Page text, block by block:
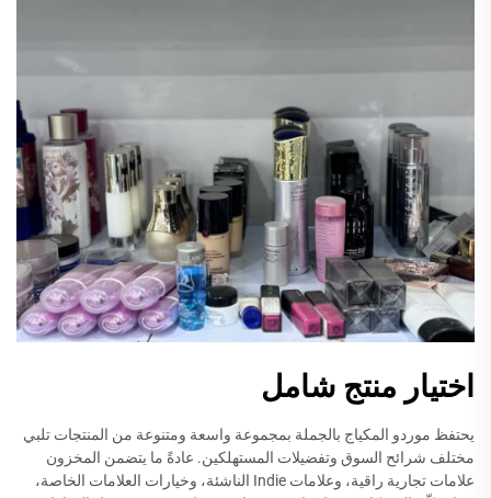
اختيار منتج شامل
يحتفظ موردو المكياج بالجملة بمجموعة واسعة ومتنوعة من المنتجات تلبي
مختلف شرائح السوق وتفضيلات المستهلكين. عادةً ما يتضمن المخزون
علامات تجارية راقية، وعلامات Indie الناشئة، وخيارات العلامات الخاصة،